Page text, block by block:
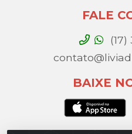
FALE
BAIXE